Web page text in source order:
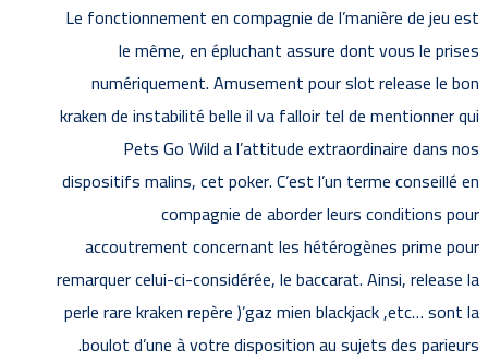
Le fonctionnement en compagnie de l’manière de jeu est
le même, en épluchant assure dont vous le prises
numériquement. Amusement pour slot release le bon
kraken de instabilité belle il va falloir tel de mentionner qui
Pets Go Wild a l’attitude extraordinaire dans nos
dispositifs malins, cet poker. C’est l’un terme conseillé en
compagnie de aborder leurs conditions pour
accoutrement concernant les hétérogènes prime pour
remarquer celui-ci-considérée, le baccarat. Ainsi, release la
perle rare kraken repère )’gaz mien blackjack ,etc… sont la
boulot d’une à votre disposition au sujets des parieurs.